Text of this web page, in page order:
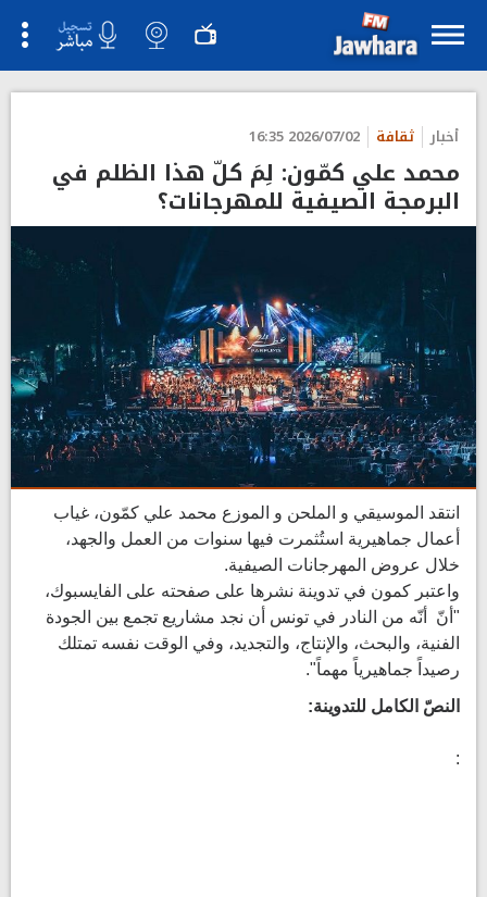
أخبار ثقافة 2026/07/02 16:35
محمد علي كمّون: لِمَ كلّ هذا الظلم في
البرمجة الصيفية للمهرجانات؟
انتقد الموسيقي و الملحن و الموزع محمد علي كمّون، غياب
أعمال جماهيرية استُثمرت فيها سنوات من العمل والجهد،
خلال عروض المهرجانات الصيفية.
واعتبر كمون في تدوينة نشرها على صفحته على الفايسبوك،
"أنّ أنّه من النادر في تونس أن نجد مشاريع تجمع بين الجودة
الفنية، والبحث، والإنتاج، والتجديد، وفي الوقت نفسه تمتلك
رصيداً جماهيرياً مهماً".
النصّ الكامل للتدوينة:
: